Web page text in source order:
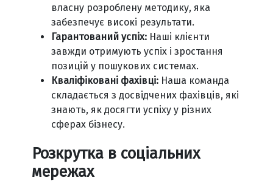
власну розроблену методику, яка
забезпечує високі результати.
Гарантований успіх: Наші клієнти
завжди отримують успіх і зростання
позицій у пошукових системах.
Кваліфіковані фахівці: Наша команда
складається з досвідчених фахівців, які
знають, як досягти успіху у різних
сферах бізнесу.
Розкрутка в соціальних
мережах